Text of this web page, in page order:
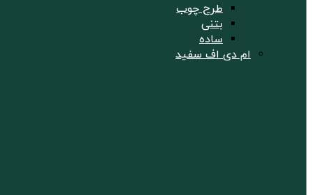
طرح چوب
بتنی
ساده
ام دی اف سفید